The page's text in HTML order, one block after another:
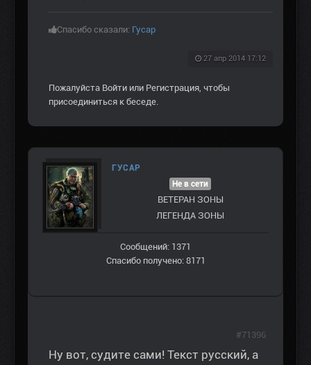
Спасибо сказали: Гусар
27 апр 2014 17:12
Пожалуйста Войти или Регистрация , чтобы
присоединиться к беседе.
ГУСАР
Не в сети
ВЕТЕРАН ЗOНЫ
ЛЕГЕНДА ЗОНЫ
Сообщений: 1371
Спасибо получено: 8171
Ну вот, судите сами! Текст русский, а
#71396